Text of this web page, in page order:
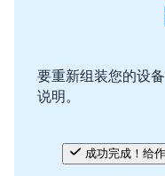
要重新组装您的设
说明。
成功完成！给